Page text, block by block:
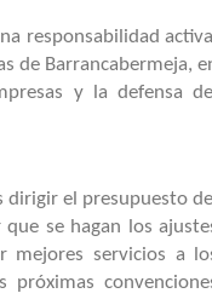
responsabilidad
de Barrancabermeja,
y la defensa del
dirigir el presupuesto del
se hagan los
mejores servicios a